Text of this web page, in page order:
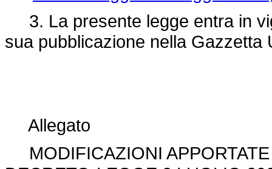
3. La presente legge entra in
sua pubblicazione nella Gazzetta
Allegato
MODIFICAZIONI